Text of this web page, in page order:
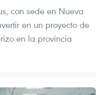
con sede en Nueva
en un proyecto de
en la provincia